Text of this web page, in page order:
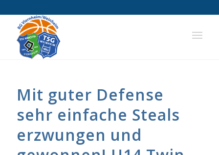
Mit guter Defense
sehr einfache Steals
erzwungen und